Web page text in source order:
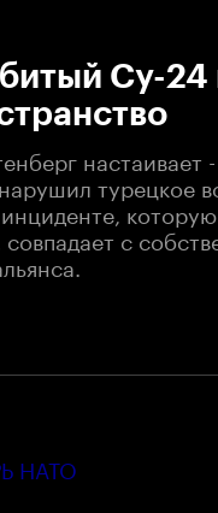
Су-
настаивает
турецкое
с
НАТО